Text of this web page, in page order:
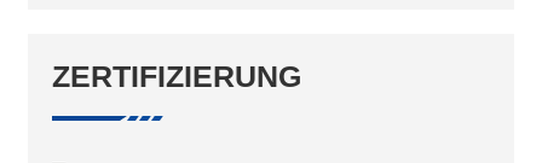
ZERTIFIZIERUNG